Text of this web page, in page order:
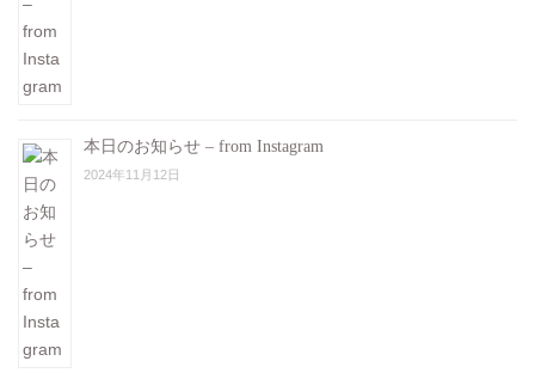
本日のお知らせ – from Instagram
2024年11月12日